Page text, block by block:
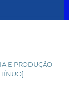
E PRODUÇÃO